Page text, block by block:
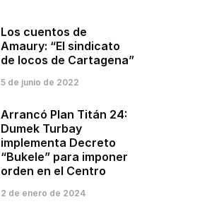
Los cuentos de
Amaury: “El sindicato
de locos de Cartagena”
5 de junio de 2022
Arrancó Plan Titán 24:
Dumek Turbay
implementa Decreto
“Bukele” para imponer
orden en el Centro
2 de enero de 2024